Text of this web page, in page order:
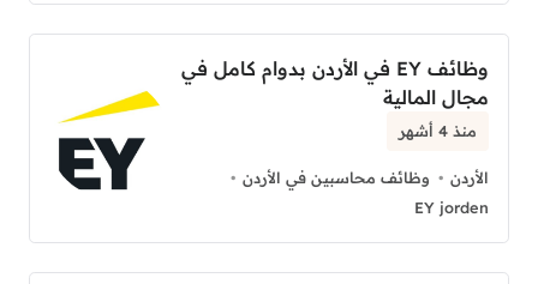
وظائف EY في الأردن بدوام كامل في
مجال المالية
منذ 4 أشهر
الأردن
وظائف محاسبين في الأردن
EY jorden